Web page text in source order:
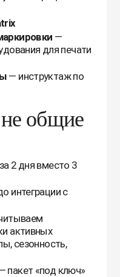
—
для печати
— инструктаж по
общие
2 дня вместо 3
интеграции с
активных
сезонность,
пакет «под ключ»